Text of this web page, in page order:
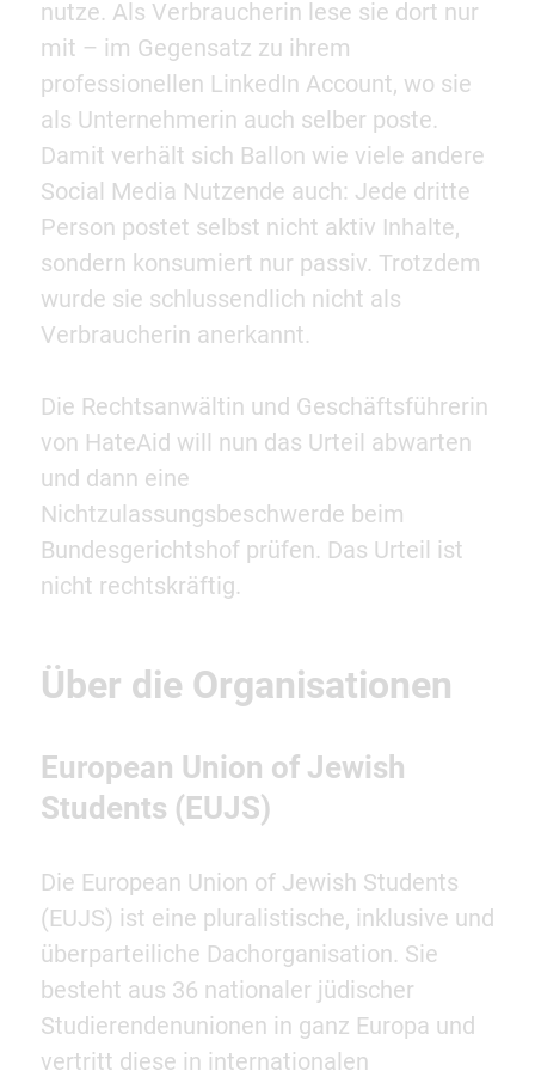
nutze. Als Verbraucherin lese sie dort nur
mit – im Gegensatz zu ihrem
professionellen LinkedIn Account, wo sie
als Unternehmerin auch selber poste.
Damit verhält sich Ballon wie viele andere
Social Media Nutzende auch: Jede dritte
Person postet selbst nicht aktiv Inhalte,
sondern konsumiert nur passiv. Trotzdem
wurde sie schlussendlich nicht als
Verbraucherin anerkannt.
Die Rechtsanwältin und Geschäftsführerin
von HateAid will nun das Urteil abwarten
und dann eine
Nichtzulassungsbeschwerde beim
Bundesgerichtshof prüfen. Das Urteil ist
nicht rechtskräftig.
Über die Organisationen
European Union of Jewish
Students (EUJS)
Die European Union of Jewish Students
(EUJS) ist eine pluralistische, inklusive und
überparteiliche Dachorganisation. Sie
besteht aus 36 nationaler jüdischer
Studierendenunionen in ganz Europa und
vertritt diese in internationalen